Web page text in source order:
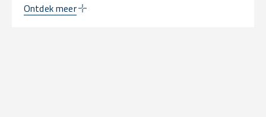
Ontdek meer